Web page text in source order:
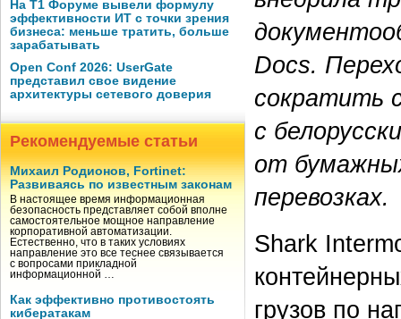
На Т1 Форуме вывели формулу
эффективности ИТ с точки зрения
бизнеса: меньше тратить, больше
зарабатывать
Open Conf 2026: UserGate
представил свое видение
архитектуры сетевого доверия
Рекомендуемые статьи
Михаил Родионов, Fortinet:
Развиваясь по известным законам
В настоящее время информационная
безопасность представляет собой вполне
самостоятельное мощное направление
корпоративной автоматизации.
Естественно, что в таких условиях
направление это все теснее связывается
с вопросами прикладной
информационной …
Как эффективно противостоять
кибератакам
Docs.
сократить
с
от
перевозках.
Shark
грузов по